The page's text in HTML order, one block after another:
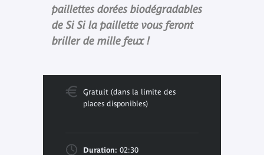
paillettes dorées biodégradables
de Si Si la paillette vous feront
briller de mille feux !
Gratuit (dans la limite des
places disponibles)
Duration: 02:30